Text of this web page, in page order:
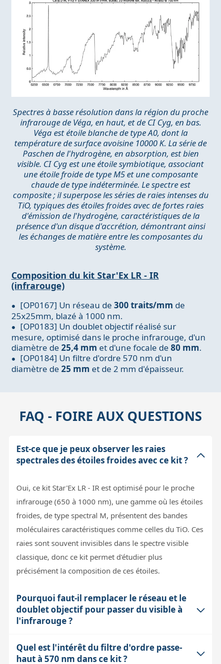
Spectres à basse résolution dans la région du proche
infrarouge de Véga, en haut, et de CI Cyg, en bas.
Véga est étoile blanche de type A0, dont la
température de surface avoisine 10000 K. La série de
Paschen de l'hydrogène, en absorption, est bien
visible. CI Cyg est une étoile symbiotique, associant
une étoile froide de type M5 et une composante
chaude de type indéterminée. Le spectre est
composite ; il superpose les séries de raies intenses du
TiO, typiques des étoiles froides avec de fortes raies
d'émission de l'hydrogène, caractéristiques de la
présence d'un disque d'accrétion, démontrant ainsi
les échanges de matière entre les composantes du
système.
Composition du kit Star'Ex LR - IR
(infrarouge)
[OP0167] Un réseau de 300 traits/mm de
25x25mm, blazé à 1000 nm.
[OP0183] Un doublet objectif réalisé sur
mesure, optimisé dans le proche infrarouge, d'un
diamètre de 25,4 mm et d'une focale de 80 mm.
[OP0184] Un filtre d'ordre 570 nm d'un
diamètre de 25 mm et de 2 mm d'épaisseur.
FAQ - FOIRE AUX QUESTIONS
Est-ce que je peux observer les raies
spectrales des étoiles froides avec ce kit ?
Oui, ce kit Star'Ex LR - IR est optimisé pour le proche
infrarouge (650 à 1000 nm), une gamme où les étoiles
froides, de type spectral M, présentent des bandes
moléculaires caractéristiques comme celles du TiO. Ces
raies sont souvent invisibles dans le spectre visible
classique, donc ce kit permet d'étudier plus
précisément la composition de ces étoiles.
Pourquoi faut-il remplacer le réseau et le
doublet objectif pour passer du visible à
l'infrarouge ?
Le réseau blazé à 500 nm du Star'Ex LR classique est
Quel est l'intérêt du filtre d'ordre passe-
haut à 570 nm dans ce kit ?